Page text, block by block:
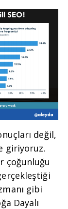
değil,
giriyoruz.
çoğunluğu
gibi
Dayalı